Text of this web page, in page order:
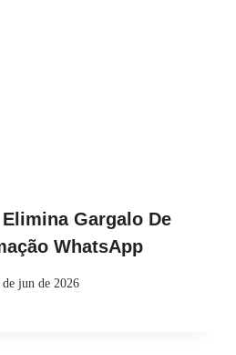
Gargalo De
WhatsApp
de jun de 2026